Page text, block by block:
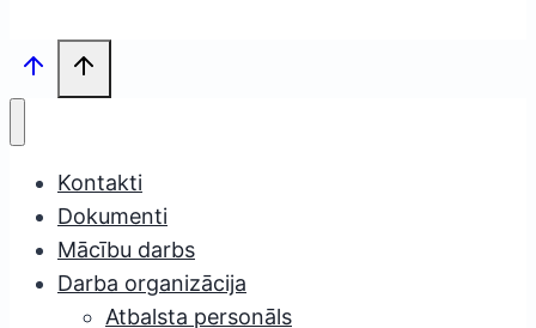
Kontakti
Dokumenti
Mācību darbs
Darba organizācija
Atbalsta personāls